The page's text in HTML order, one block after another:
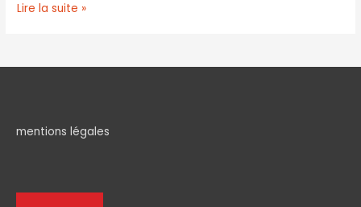
Lire la suite »
mentions légales